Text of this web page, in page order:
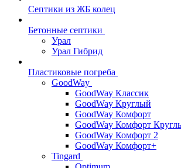
Септики из ЖБ колец
Бетонные септики
Урал
Урал Гибрид
Пластиковые погреба
GoodWay
GoodWay Классик
GoodWay Круглый
GoodWay Комфорт
GoodWay Комфорт
GoodWay Комфорт 2
GoodWay Комфорт+
Tingard